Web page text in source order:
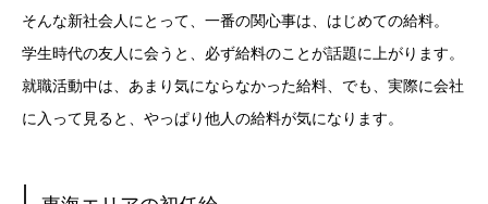
そんな新社会人にとって、一番の関心事は、はじめての給料。
学生時代の友人に会うと、必ず給料のことが話題に上がります。
就職活動中は、あまり気にならなかった給料、でも、実際に会社
に入って見ると、やっぱり他人の給料が気になります。